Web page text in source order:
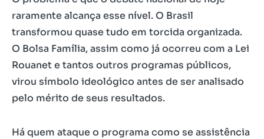
raramente alcança esse nível. O Brasil
transformou quase tudo em torcida organizada.
O Bolsa Família, assim como já ocorreu com a Lei
Rouanet e tantos outros programas públicos,
virou símbolo ideológico antes de ser analisado
pelo mérito de seus resultados.
Há quem ataque o programa como se assistência